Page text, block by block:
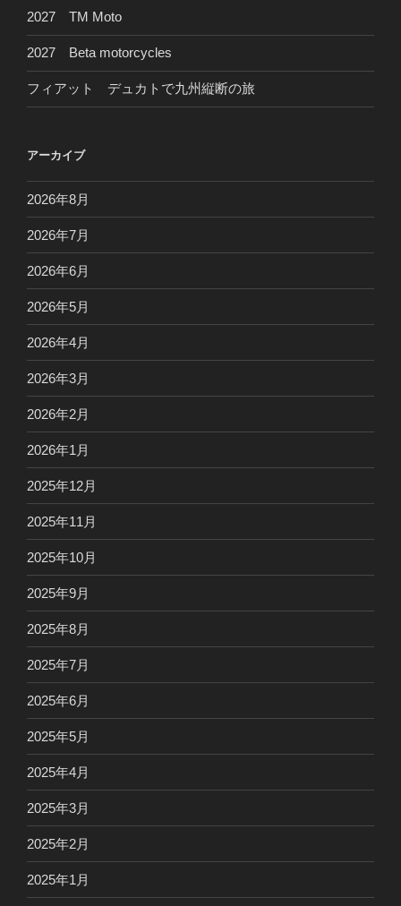
2027 TM Moto
2027 Beta motorcycles
フィアット デュカトで九州縦断の旅
アーカイブ
2026年8月
2026年7月
2026年6月
2026年5月
2026年4月
2026年3月
2026年2月
2026年1月
2025年12月
2025年11月
2025年10月
2025年9月
2025年8月
2025年7月
2025年6月
2025年5月
2025年4月
2025年3月
2025年2月
2025年1月